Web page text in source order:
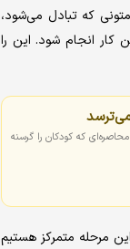
که تبادل می‌شود،
انجام شود. این را
که کودکان را گرسنه
مرحله متمرکز هستیم